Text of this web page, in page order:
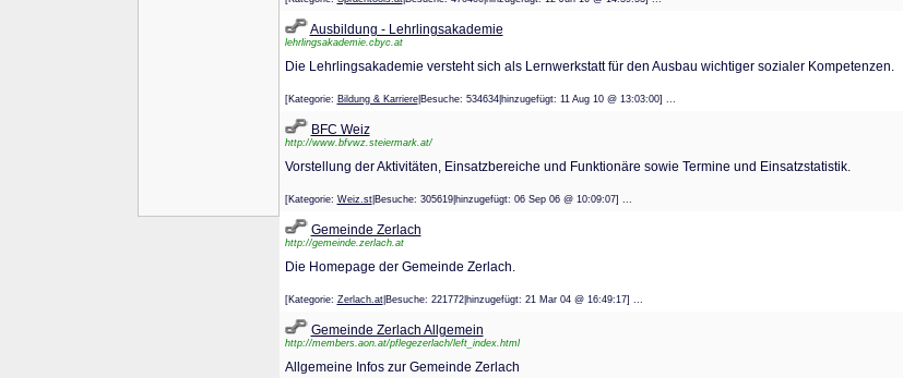
Ausbildung - Lehrlingsakademie
lehrlingsakademie.cbyc.at
Die Lehrlingsakademie versteht sich als Lernwerkstatt für den Ausbau wichtiger sozialer Kompetenzen.
[Kategorie: Bildung & Karriere|Besuche: 534634|hinzugefügt: 11 Aug 10 @ 13:03:00] ...
BFC Weiz
http://www.bfvwz.steiermark.at/
Vorstellung der Aktivitäten, Einsatzbereiche und Funktionäre sowie Termine und Einsatzstatistik.
[Kategorie: Weiz.st|Besuche: 305619|hinzugefügt: 06 Sep 06 @ 10:09:07] ...
Gemeinde Zerlach
http://gemeinde.zerlach.at
Die Homepage der Gemeinde Zerlach.
[Kategorie: Zerlach.at|Besuche: 221772|hinzugefügt: 21 Mar 04 @ 16:49:17] ...
Gemeinde Zerlach Allgemein
http://members.aon.at/pflegezerlach/left_index.html
Allgemeine Infos zur Gemeinde Zerlach